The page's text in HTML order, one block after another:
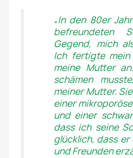
„In den 80er
befreundeten
Gegend, mich
Ich fertigte
meine Mutter
schämen
meiner Mutter.
einer
und einer
dass ich seine
glücklich, dass er
und Freunden